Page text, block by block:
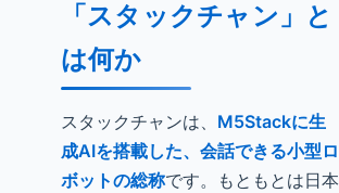
「スタックチャン」と
は何か
スタックチャンは、 M5Stackに生
成AIを搭載した、会話できる小型ロ
ボットの総称です。もともとは日本